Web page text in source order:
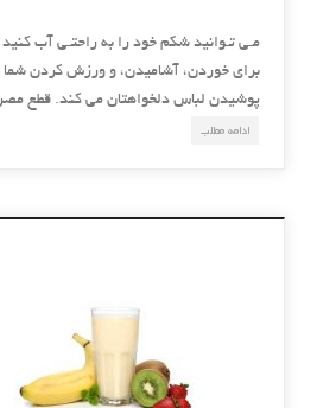
برای خوردن، آشامیدن، و ورزش کردن شما
پوشیدن لباس دلخواهتان می کند. قطع
ادامه مطلب